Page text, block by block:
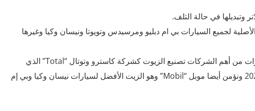
وتبديلها في حالة التلف.
لجميع السيارات بي ام دبليو ومرسيدس وتويوتا ونيسان وكيا وغيرها
أيضا توفير جميع أنواع زيوت السيارات من أهم الشركات تصنيع الزيوت كشركة كاسترو وتوتال “Total” الذي
انتخب أفضل زيت للسيارة لعام 2020 ونؤمن أيضا موبل “Mobil” وهو الزيت الأفضل لسيارات نيسان وكيا وبي إم